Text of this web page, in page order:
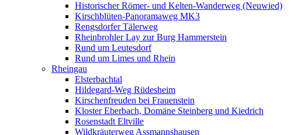
Historischer Römer- und Kelten-Wanderweg (Neuwied)
Kirschblüten-Panoramaweg MK3
Rengsdorfer Tälerweg
Rheinbrohler Lay zur Burg Hammerstein
Rund um Leutesdorf
Rund um Limes und Rhein
Rheingau
Elsterbachtal
Hildegard-Weg Rüdesheim
Kirschenfreuden bei Frauenstein
Kloster Eberbach, Domäne Steinberg und Kiedrich
Rosenstadt Eltville
Wildkräuterweg Assmannshausen